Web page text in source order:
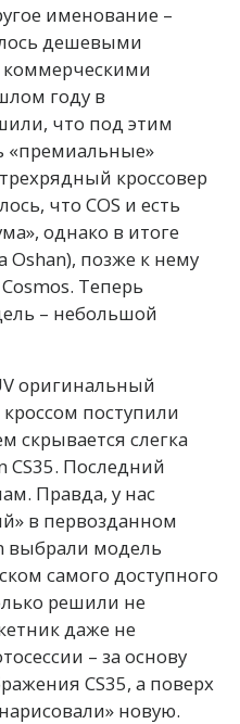
именование –
дешевыми
году в
что под этим
«премиальные»
кроссовер
что COS и есть
однако в итоге
Oshan), позже к нему
Теперь
– небольшой
оригинальный
поступили
слегка
CS35. Последний
Правда, у нас
в первозданном
выбрали модель
самого доступного
решили не
даже не
– за основу
CS35, а поверх
новую.